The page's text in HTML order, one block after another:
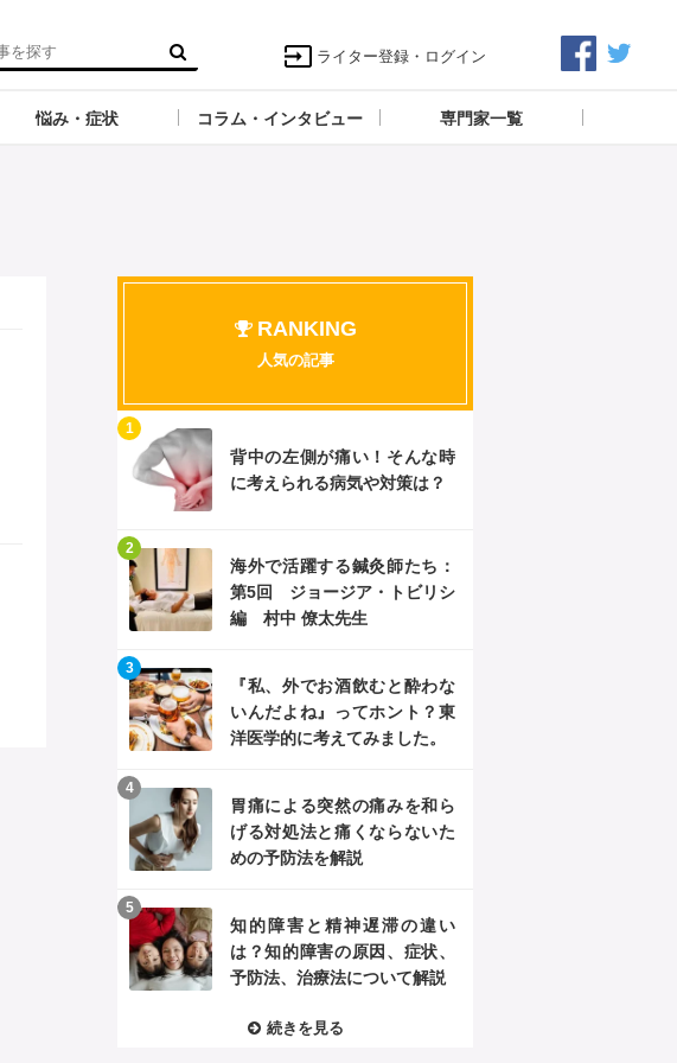
ライター登録・ログイン
悩み・症状 コラム・インタビュー 専門家一覧
RANKING
人気の記事
背中の左側が痛い！そんな時
に考えられる病気や対策は？
1
海外で活躍する鍼灸師たち：
第5回 ジョージア・トビリシ
編 村中 僚太先生
2
『私、外でお酒飲むと酔わな
いんだよね』ってホント？東
洋医学的に考えてみました。
3
胃痛による突然の痛みを和ら
げる対処法と痛くならないた
めの予防法を解説
4
知的障害と精神遅滞の違い
は？知的障害の原因、症状、
予防法、治療法について解説
5
続きを見る